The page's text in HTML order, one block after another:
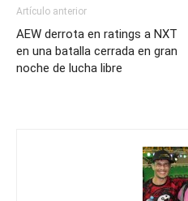
Artículo anterior
AEW derrota en ratings a NXT
en una batalla cerrada en gran
noche de lucha libre